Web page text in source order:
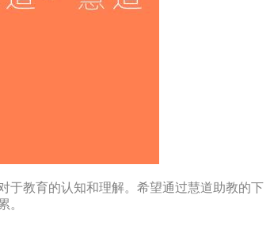
于教育的认知和理解。希望通过慧道助教的下
。